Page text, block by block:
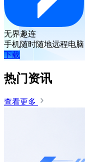
无界趣连
手机随时随地远程电脑
下载
热门资讯
查看更多